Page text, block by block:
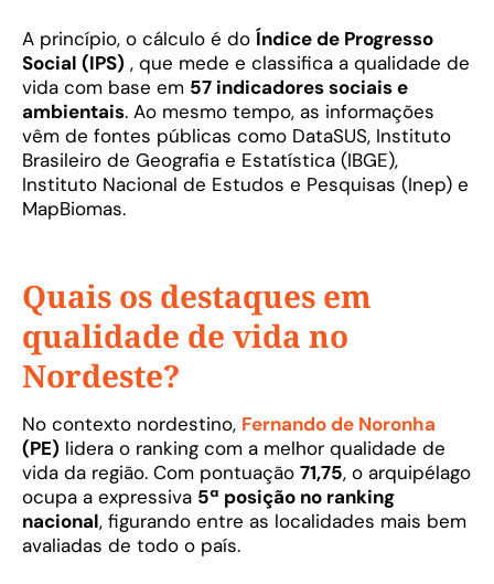
A princípio, o cálculo é do Índice de Progresso
Social (IPS) , que mede e classifica a qualidade de
vida com base em 57 indicadores sociais e
ambientais. Ao mesmo tempo, as informações
vêm de fontes públicas como DataSUS, Instituto
Brasileiro de Geografia e Estatística (IBGE),
Instituto Nacional de Estudos e Pesquisas (Inep) e
MapBiomas.
Quais os destaques em
qualidade de vida no
Nordeste?
No contexto nordestino, Fernando de Noronha
(PE) lidera o ranking com a melhor qualidade de
vida da região. Com pontuação 71,75, o arquipélago
ocupa a expressiva 5ª posição no ranking
nacional, figurando entre as localidades mais bem
avaliadas de todo o país.